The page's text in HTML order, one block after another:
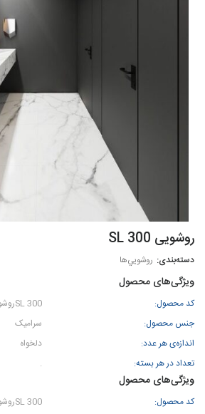
روشویی SL 300
روشويي‌ها
ویژگی‌های محصول
کد محصول:
SL 300روشویی با سرامیک اسلب
جنس محصول:
سرامیک
اندازه‌ی هر عدد:
دلخواه
تعداد در هر بسته:
.
ویژگی‌های محصول
کد محصول:
SL 300روشویی با سرامیک اسلب